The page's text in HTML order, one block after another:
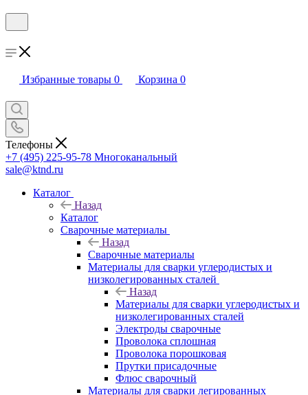
Избранные товары 0 Корзина 0
Телефоны
+7 (495) 225-95-78 Многоканальный
sale@ktnd.ru
Каталог
Назад
Каталог
Сварочные материалы
Назад
Сварочные материалы
Материалы для сварки углеродистых и
низколегированных сталей
Назад
Материалы для сварки углеродистых и
низколегированных сталей
Электроды сварочные
Проволока сплошная
Проволока порошковая
Прутки присадочные
Флюс сварочный
Материалы для сварки легированных